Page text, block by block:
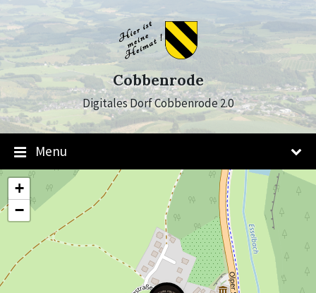
Skip
to
content
Skip
to
main
navigation
Skip
to
footer
Cobbenrode
Digitales Dorf Cobbenrode 2.0
Menu
+
−